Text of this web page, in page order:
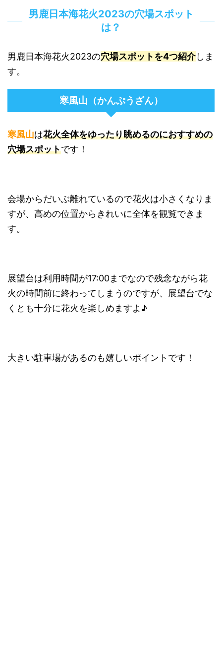
男鹿日本海花火2023の穴場スポット
は？
男鹿日本海花火2023の穴場スポットを4つ紹介しま
す。
寒風山（かんぷうざん）
寒風山は花火全体をゆったり眺めるのにおすすめの
穴場スポットです！
会場からだいぶ離れているので花火は小さくなりま
すが、高めの位置からきれいに全体を観覧できま
す。
展望台は利用時間が17:00までなので残念ながら花
火の時間前に終わってしまうのですが、展望台でな
くとも十分に花火を楽しめますよ♪
大きい駐車場があるのも嬉しいポイントです！